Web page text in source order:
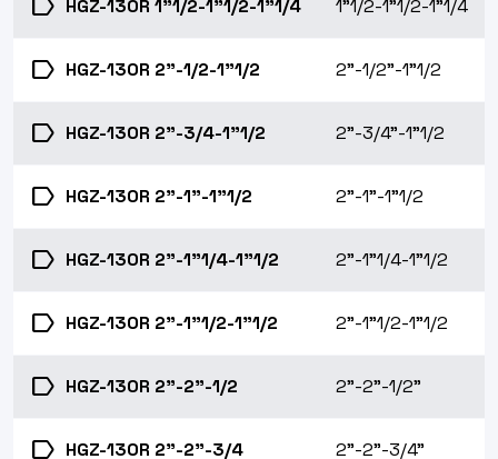
label HGZ-130R 1"1/2-1"1/2-1"1/4 1"1/2-1"1/2-1"1/4
label HGZ-130R 2"-1/2-1"1/2 2"-1/2"-1"1/2
label HGZ-130R 2"-3/4-1"1/2 2"-3/4"-1"1/2
label HGZ-130R 2"-1"-1"1/2 2"-1"-1"1/2
label HGZ-130R 2"-1"1/4-1"1/2 2"-1"1/4-1"1/2
label HGZ-130R 2"-1"1/2-1"1/2 2"-1"1/2-1"1/2
label HGZ-130R 2"-2"-1/2 2"-2"-1/2"
label HGZ-130R 2"-2"-3/4 2"-2"-3/4"